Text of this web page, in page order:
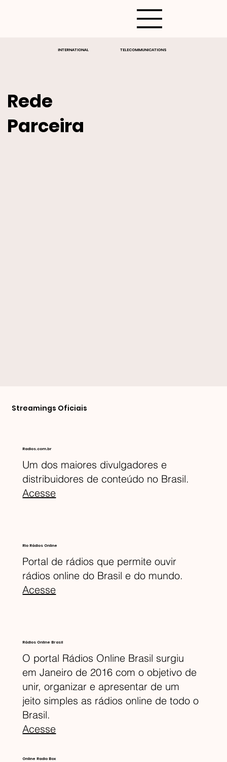
INTERNATIONAL TELECOMMUNICATIONS
Rede
Parceira
Streamings Oficiais
Radios.com.br
Um dos maiores divulgadores e
distribuidores de conteúdo no Brasil.
Acesse
Rio Rádios Online
Portal de rádios que permite ouvir
rádios online do Brasil e do mundo.
Acesse
Rádios Online Brasil
O portal Rádios Online Brasil surgiu
em Janeiro de 2016 com o objetivo de
unir, organizar e apresentar de um
jeito simples as rádios online de todo o
Brasil.
Acesse
Online Radio Box